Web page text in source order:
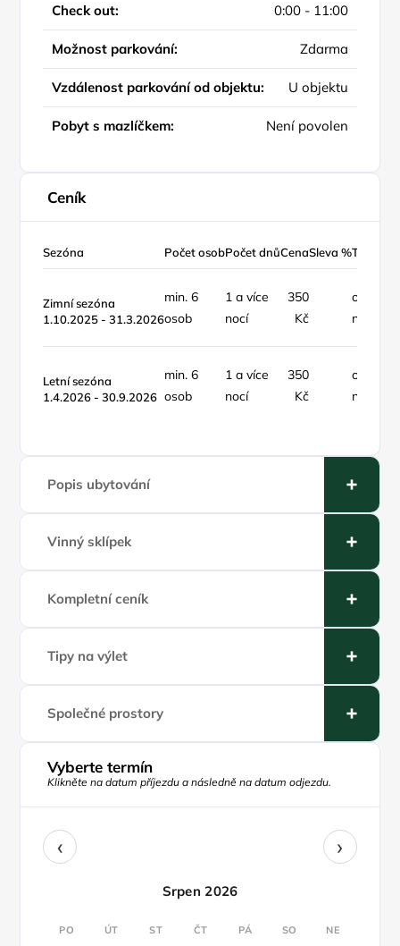
Check out: 0:00 - 11:00
Možnost parkování: Zdarma
Vzdálenost parkování od objektu: U objektu
Pobyt s mazlíčkem: Není povolen
Ceník
Sezóna Počet osobPočet dnůCenaSleva %Typ ceny
Zimní sezóna
1.10.2025 - 31.3.2026
min. 6
osob
1 a více
nocí
350
Kč
osoba /
noc
Letní sezóna
1.4.2026 - 30.9.2026
min. 6
osob
1 a více
nocí
350
Kč
osoba /
noc
Popis ubytování
Vinný sklípek
Kompletní ceník
Tipy na výlet
Společné prostory
Vyberte termín
Klikněte na datum příjezdu a následně na datum odjezdu.
‹ ›
Srpen 2026
PO ÚT ST ČT PÁ SO NE